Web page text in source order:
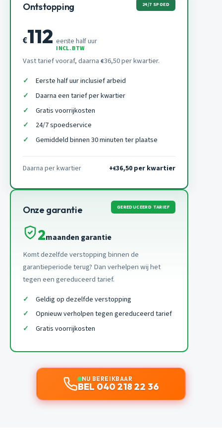
Ontstopping 24/7 SPOED
€112 eerste half uur
INCL. BTW
Vast tarief vooraf, daarna €36,50 per kwartier.
Eerste half uur inclusief arbeid
Daarna een tarief per kwartier
Gratis voorrijkosten
24/7 spoedservice
Gemiddeld binnen 30 minuten ter plaatse
Daarna per kwartier +€36,50 per kwartier
Onze garantie GEREDUCEERD TARIEF
2maanden garantie
Komt dezelfde verstopping binnen de
garantieperiode terug? Dan verhelpen wij het
tegen een gereduceerd tarief.
Geldig op dezelfde verstopping
Opnieuw verholpen tegen gereduceerd tarief
Gratis voorrijkosten
NU BEREIKBAAR
BEL 040 218 22 36